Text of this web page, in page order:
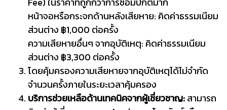
หน้าจอหรือกระจกด้านหลังเสียหาย: คิดค่าธรรมเนียม
ส่วนต่าง ฿1,000 ต่อครั้ง
ความเสียหายอื่นๆ จากอุบัติเหตุ: คิดค่าธรรมเนียม
ส่วนต่าง ฿3,300 ต่อครั้ง
โดยคุ้มครองความเสียหายจากอุบัติเหตุได้ไม่จำกัด
จำนวนครั้งภายในระยะเวลาคุ้มครอง
บริการช่วยเหลือด้านเทคนิคจากผู้เชี่ยวชาญ:สามารถ